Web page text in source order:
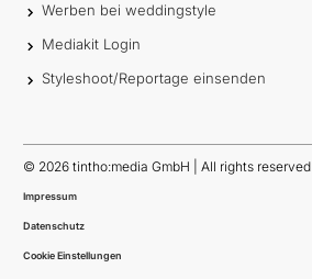
Werben bei weddingstyle
Mediakit Login
Styleshoot/Reportage einsenden
© 2026 tintho:media GmbH | All rights reserved
Impressum
Datenschutz
Cookie Einstellungen